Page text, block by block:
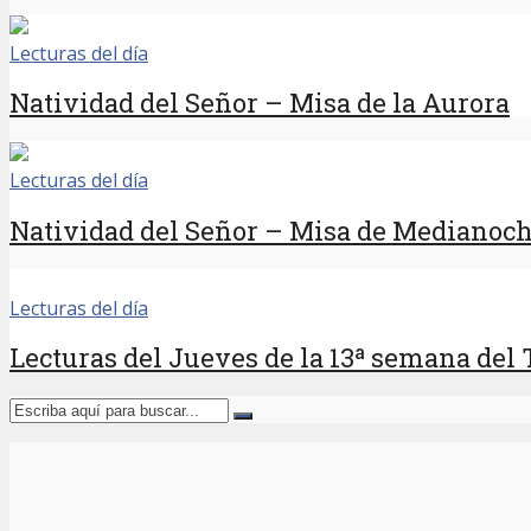
Lecturas del día
Natividad del Señor – Misa de la Aurora
Lecturas del día
Natividad del Señor – Misa de
Lecturas del día
Lecturas del Jueves de la 13ª semana del